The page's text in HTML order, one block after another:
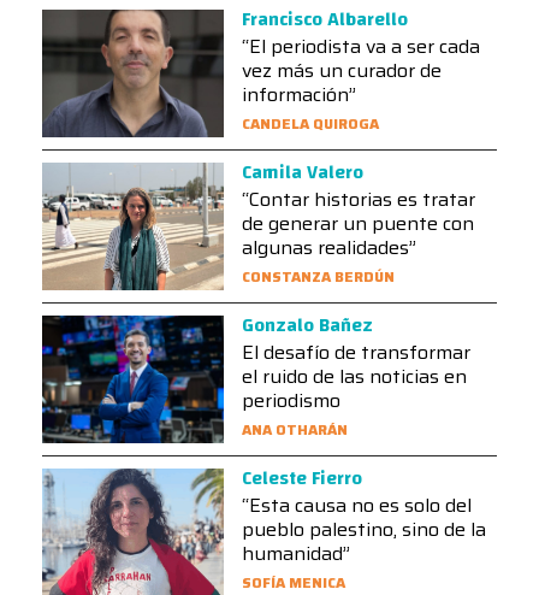
Francisco Albarello
“El periodista va a ser cada
vez más un curador de
información”
CANDELA QUIROGA
Camila Valero
“Contar historias es tratar
de generar un puente con
algunas realidades”
CONSTANZA BERDÚN
Gonzalo Bañez
El desafío de transformar
el ruido de las noticias en
periodismo
ANA OTHARÁN
Celeste Fierro
“Esta causa no es solo del
pueblo palestino, sino de la
humanidad”
SOFÍA MENICA